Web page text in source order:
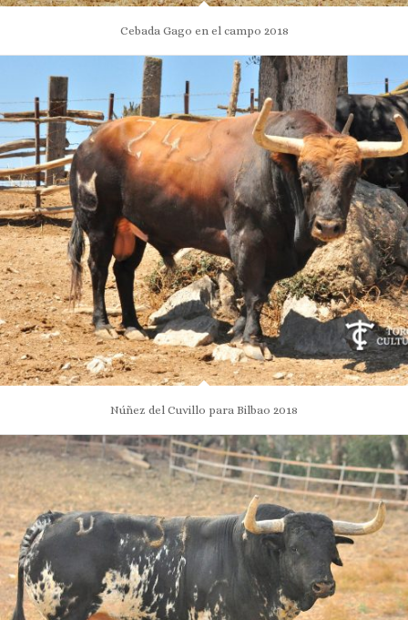
Cebada Gago en el campo 2018
Núñez del Cuvillo para Bilbao 2018